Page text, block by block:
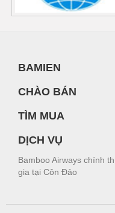
BAMIEN
CHÀO BÁN
TÌM MUA
DỊCH VỤ
Bamboo Airways chính
gia tại Côn Đảo